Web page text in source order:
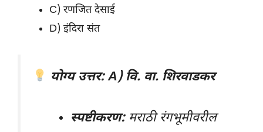
C) रणजित देसाई
D) इंदिरा संत
योग्य उत्तर: A) वि. वा. शिरवाडकर
स्पष्टीकरण:मराठी रंगभूमीवरील